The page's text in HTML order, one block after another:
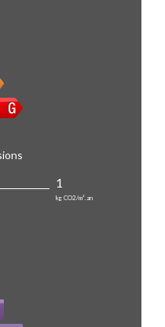
1
kg CO2/m².an